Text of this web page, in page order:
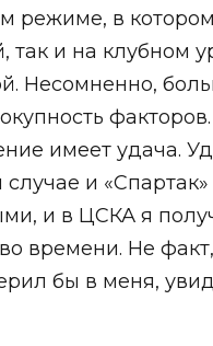
режиме, в
и на клубном
имеет удача.
и
и в ЦСКА я
времени. Не
бы в меня,